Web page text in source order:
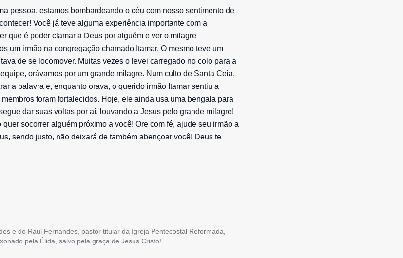
pessoa, estamos bombardeando o céu com nosso sentimento de
Você já teve alguma experiência importante com a
que é poder clamar a Deus por alguém e ver o milagre
um irmão na congregação chamado Itamar. O mesmo teve um
de se locomover. Muitas vezes o levei carregado no colo para a
orávamos por um grande milagre. Num culto de Santa Ceia,
a palavra e, enquanto orava, o querido irmão Itamar sentiu a
foram fortalecidos. Hoje, ele ainda usa uma bengala para
dar suas voltas por aí, louvando a Jesus pelo grande milagre!
socorrer alguém próximo a você! Ore com fé, ajude seu irmão a
sendo justo, não deixará de também abençoar você! Deus te
e do Raul Fernandes, pastor titular da Igreja Pentecostal Reformada,
pela Élida, salvo pela graça de Jesus Cristo!